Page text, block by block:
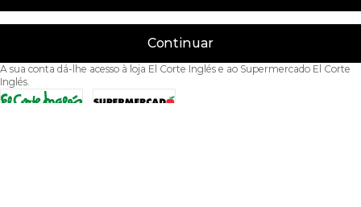
Continuar
A sua conta dá-lhe acesso à loja El Corte Inglés e ao Supermercado El Corte
Inglés.